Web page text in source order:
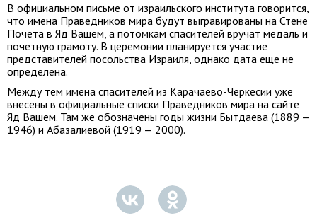
В официальном письме от израильского института говорится,
что имена Праведников мира будут выгравированы на Стене
Почета в Яд Вашем, а потомкам спасителей вручат медаль и
почетную грамоту. В церемонии планируется участие
представителей посольства Израиля, однако дата еще не
определена.
Между тем имена спасителей из Карачаево-Черкесии уже
внесены в официальные списки Праведников мира на сайте
Яд Вашем. Там же обозначены годы жизни Бытдаева (1889 —
1946) и Абазалиевой (1919 — 2000).